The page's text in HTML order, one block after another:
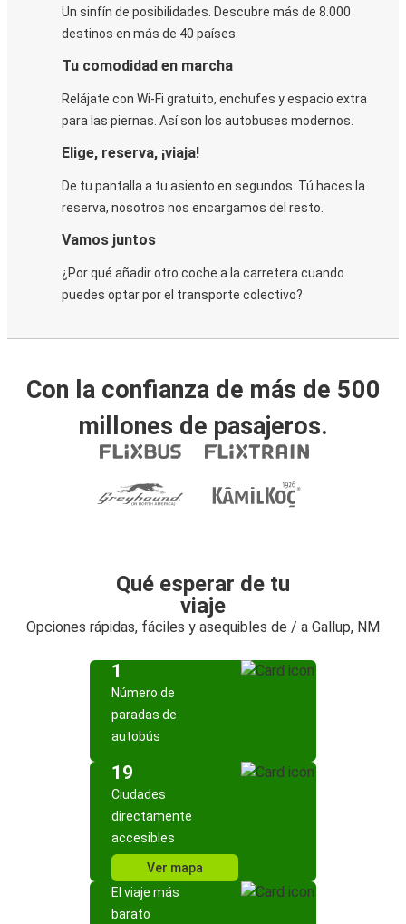
Un sinfín de posibilidades. Descubre más de 8.000
destinos en más de 40 países.
Tu comodidad en marcha
Relájate con Wi-Fi gratuito, enchufes y espacio extra
para las piernas. Así son los autobuses modernos.
Elige, reserva, ¡viaja!
De tu pantalla a tu asiento en segundos. Tú haces la
reserva, nosotros nos encargamos del resto.
Vamos juntos
¿Por qué añadir otro coche a la carretera cuando
puedes optar por el transporte colectivo?
Con la confianza de más de 500
millones de pasajeros.
Qué esperar de tu
viaje
Opciones rápidas, fáciles y asequibles de / a Gallup, NM
1
Número de
paradas de
autobús
19
Ciudades
directamente
accesibles
Ver mapa
El viaje más
barato